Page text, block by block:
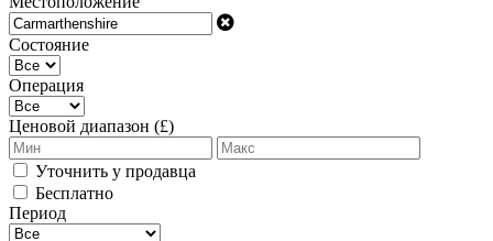
Состояние
Операция
Ценовой диапазон (£)
Уточнить у продавца
Бесплатно
Период